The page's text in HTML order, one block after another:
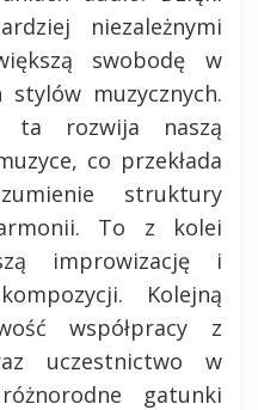
niezależnymi
swobodę w
muzycznych.
ta rozwija naszą
co przekłada
struktury
To z kolei
improwizację i
Kolejną
współpracy z
uczestnictwo w
gatunki